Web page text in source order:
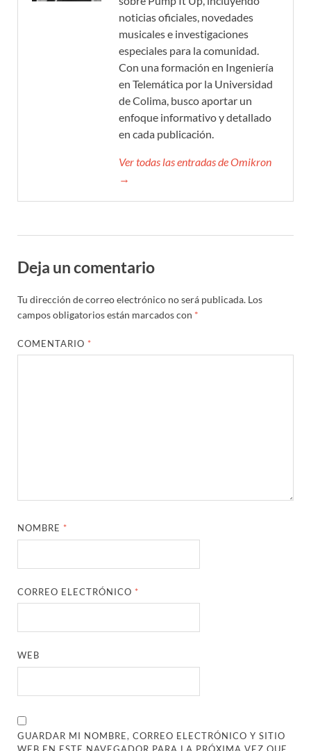
noticias oficiales, novedades
musicales e investigaciones
especiales para la comunidad.
Con una formación en Ingeniería
en Telemática por la Universidad
de Colima, busco aportar un
enfoque informativo y detallado
en cada publicación.
Ver todas las entradas de Omikron
→
Deja un comentario
Tu dirección de correo electrónico no será publicada. Los
campos obligatorios están marcados con *
COMENTARIO *
NOMBRE *
CORREO ELECTRÓNICO *
WEB
GUARDAR MI NOMBRE, CORREO ELECTRÓNICO Y SITIO